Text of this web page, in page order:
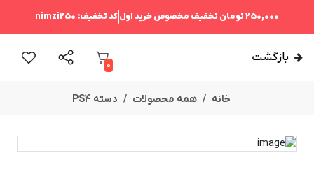
250,000 تومان تخفیف مخصوص خرید اولکد تخفیف: nimzi250
بازگشت
0
خانه همه محصولات دسته PS4